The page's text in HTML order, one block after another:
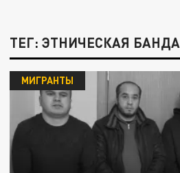
ТЕГ: ЭТНИЧЕСКАЯ БАНДА
МИГРАНТЫ